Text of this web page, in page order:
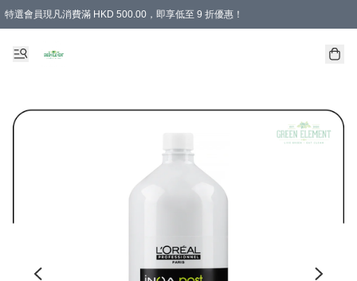
特選會員現凡消費滿 HKD 500.00，即享低至 9 折優惠！